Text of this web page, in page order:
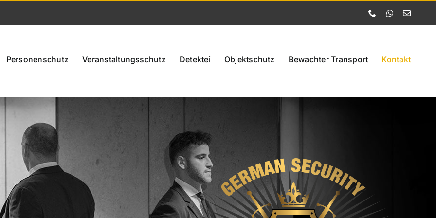
PhoneWhatsApp
Email
Personenschutz Veranstaltungsschutz Detektei Objektschutz Bewachter Transport Kontakt